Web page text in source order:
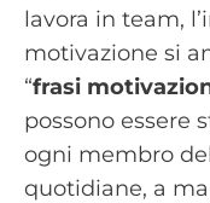
lavora in team,
motivazione si
“frasi
possono essere
ogni membro
quotidiane, a